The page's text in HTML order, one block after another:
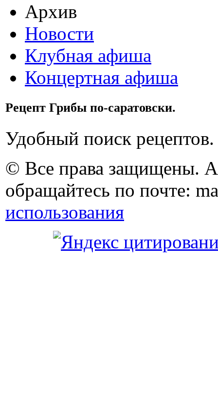
Архив
Новости
Клубная афиша
Концертная афиша
Рецепт Грибы по-саратовски.
Удобный поиск рецептов.
© Все права защищены.
обращайтесь по почте:
использования